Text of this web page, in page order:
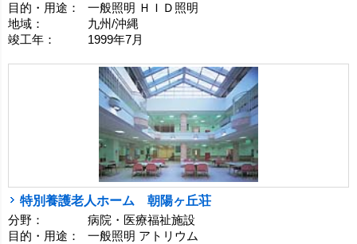
目的・用途：
一般照明 ＨＩＤ照明
地域：
九州/沖縄
竣工年：
1999年7月
特別養護老人ホーム 朝陽ヶ丘荘
分野：
病院・医療福祉施設
目的・用途：
一般照明 アトリウム